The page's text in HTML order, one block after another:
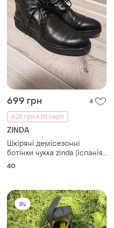
699 грн
4
629 грн з 10 серп
ZINDA
Шкіряні демісезонні
ботінки чукка zinda (іспанія),
розмір 40 – натуральна
40